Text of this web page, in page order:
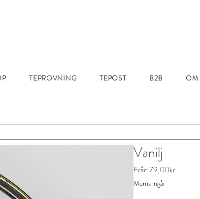
TEPROVNING TEPOST B2B OM
Vanilj
Från79,00krReapris
Moms ingår